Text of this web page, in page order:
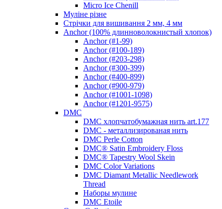
Micro Ice Chenill
Муліне різне
Стрічки для вишивання 2 мм, 4 мм
Anchor (100% длинноволокнистый хлопок)
Anchor (#1-99)
Anchor (#100-189)
Anchor (#203-298)
Anchor (#300-399)
Anchor (#400-899)
Anchor (#900-979)
Anchor (#1001-1098)
Anchor (#1201-9575)
DMC
DMC хлопчатобумажная нить art.177
DMC - металлизированая нить
DMC Perle Cotton
DMC® Satin Embroidery Floss
DMC® Tapestry Wool Skein
DMC Color Variations
DMC Diamant Metallic Needlework
Thread
Наборы мулине
DMC Etoile